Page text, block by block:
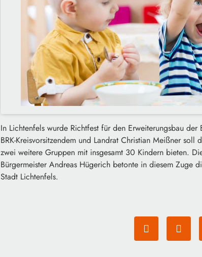
In Lichtenfels wurde Richtfest für den Erweiterungsbau der
BRK-Kreisvorsitzendem und Landrat Christian Meißner
zwei weitere Gruppen mit insgesamt 30 Kindern bieten.
Bürgermeister Andreas Hügerich betonte in diesem Zuge
Stadt Lichtenfels.